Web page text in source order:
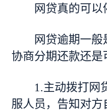
网贷真的可以
网贷逾期一
协商分期还款还是
1.主动拨打网
服人员，告知对